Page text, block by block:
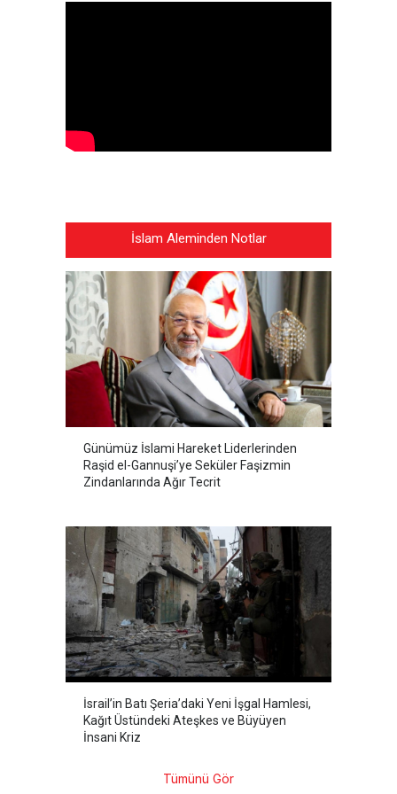
İslam Aleminden Notlar
Günümüz İslami Hareket Liderlerinden
Raşid el-Gannuşi’ye Seküler Faşizmin
Zindanlarında Ağır Tecrit
İsrail’in Batı Şeria’daki Yeni İşgal Hamlesi,
Kağıt Üstündeki Ateşkes ve Büyüyen
İnsani Kriz
Tümünü Gör